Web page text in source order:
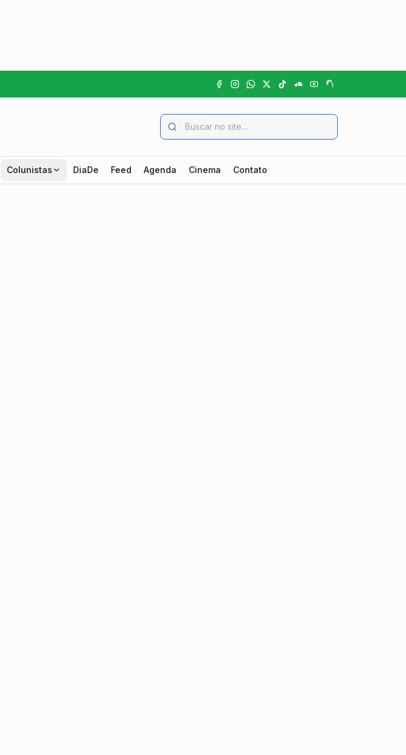
Colunistas DiaDe Feed Agenda Cinema Contato